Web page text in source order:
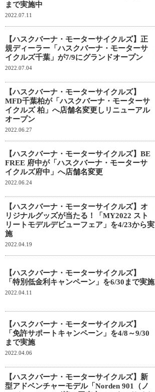
まで実施中
2022.07.11
【ハスクバーナ・モーターサイクルズ】正
規ディーラー「ハスクバーナ・モーターサ
イクルズ千葉」が7/9にグランドオープン
2022.07.04
【ハスクバーナ・モーターサイクルズ】
MFD千葉柏が「ハスクバーナ・モーターサ
イクルズ 柏」へ店舗名変更しリニューアル
オープン
2022.06.27
【ハスクバーナ・モーターサイクルズ】BE
FREE 府中が「ハスクバーナ・モーターサ
イクルズ府中」へ店舗名変更
2022.06.24
【ハスクバーナ・モーターサイクルズ】オ
リジナルグッズが当たる！「MY2022 スト
リートモデルデビューフェア」を4/23から実
施
2022.04.19
【ハスクバーナ・モーターサイクルズ】
「特別低金利キャンペーン」を6/30まで実施
2022.04.11
【ハスクバーナ・モーターサイクルズ】
「免許サポートキャンペーン」を4/8～9/30
まで実施
2022.04.06
【ハスクバーナ・モーターサイクルズ】新
型アドベンチャーモデル「Norden 901（ノ